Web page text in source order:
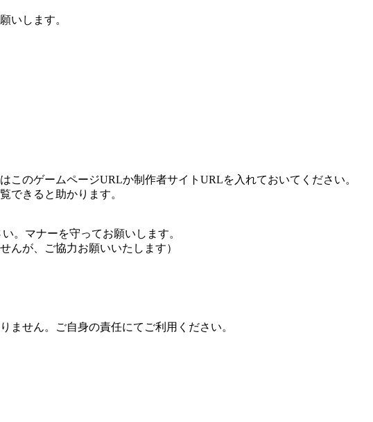
いします。
このゲームページURLか制作者サイトURLを入れておいてください。
できると助かります。
。マナーを守ってお願いします。
んが、ご協力お願いいたします）
ません。ご自身の責任にてご利用ください。